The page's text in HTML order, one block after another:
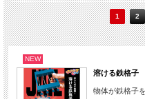
1 2
NEW
溶ける鉄格子
物体が鉄格子